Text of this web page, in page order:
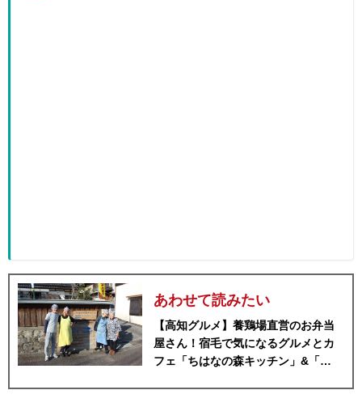
あわせて読みたい
【高知グルメ】養鶏場直営のお弁当
屋さん！宿毛で気になるグルメとカ
フェ「ちはなの森キッチン」&「林